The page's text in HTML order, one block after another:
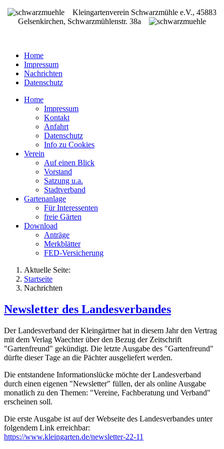
Kleingartenverein Schwarzmühle e.V., 45883
Gelsenkirchen, Schwarzmühlenstr. 38a
Home
Impressum
Nachrichten
Datenschutz
Home
Impressum
Kontakt
Anfahrt
Datenschutz
Info zu Cookies
Verein
Auf einen Blick
Vorstand
Satzung u.a.
Stadtverband
Gartenanlage
Für Interessenten
freie Gärten
Download
Anträge
Merkblätter
FED-Versicherung
Aktuelle Seite:
Startseite
Nachrichten
Newsletter des Landesverbandes
Der Landesverband der Kleingärtner hat in diesem Jahr den Vertrag
mit dem Verlag Waechter über den Bezug der Zeitschrift
"Gartenfreund" gekündigt. Die letzte Ausgabe des "Gartenfreund"
dürfte dieser Tage an die Pächter ausgeliefert werden.
Die entstandene Informationslücke möchte der Landesverband
durch einen eigenen "Newsletter" füllen, der als online Ausgabe
monatlich zu den Themen: "Vereine, Fachberatung und Verband"
erscheinen soll.
Die erste Ausgabe ist auf der Webseite des Landesverbandes unter
folgendem Link erreichbar:
https://www.kleingarten.de/newsletter-22-11